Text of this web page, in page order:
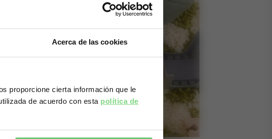
Acerca de las cookies
proporcione cierta información que le
de acuerdo con esta política de